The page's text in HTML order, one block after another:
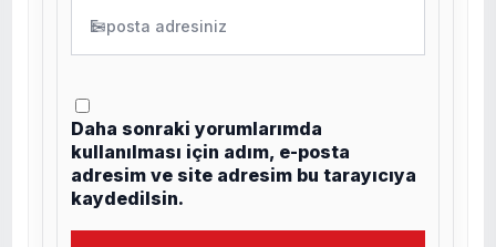
✉
Daha sonraki yorumlarımda
kullanılması için adım, e-posta
adresim ve site adresim bu tarayıcıya
kaydedilsin.